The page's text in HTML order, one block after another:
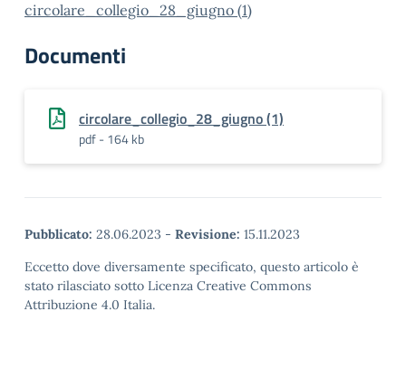
circolare_collegio_28_giugno (1)
Documenti
circolare_collegio_28_giugno (1)
pdf - 164 kb
Pubblicato: 28.06.2023 - Revisione: 15.11.2023
Eccetto dove diversamente specificato, questo articolo è
stato rilasciato sotto Licenza Creative Commons
Attribuzione 4.0 Italia.